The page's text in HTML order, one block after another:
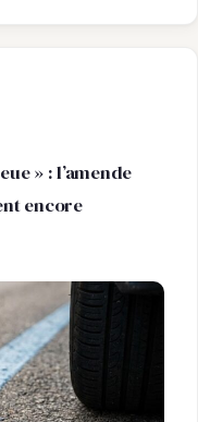
» : l’amende
encore